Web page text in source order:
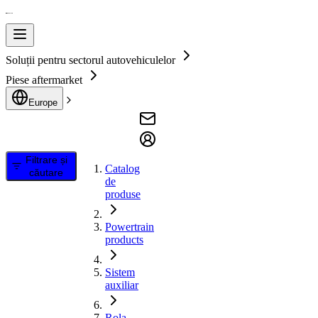
Soluții pentru sectorul autovehiculelor
Piese aftermarket
Europe
Filtrare și
căutare
Catalog
de
produse
Powertrain
products
Sistem
auxiliar